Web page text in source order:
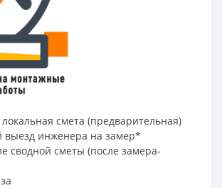
смета (предварительная)
выезд инженера на замер*
сводной сметы (после замера-